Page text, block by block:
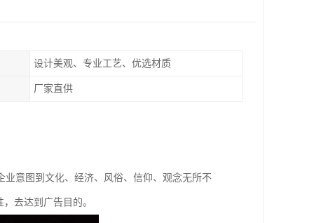
设计美观、专业工艺、优选材质
厂家直供
意图到文化、经济、风俗、信仰、观念无所不
去达到广告目的。